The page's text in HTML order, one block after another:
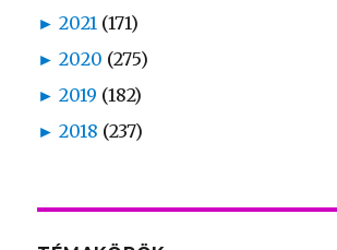
► 2021 (171)
► 2020 (275)
► 2019 (182)
► 2018 (237)